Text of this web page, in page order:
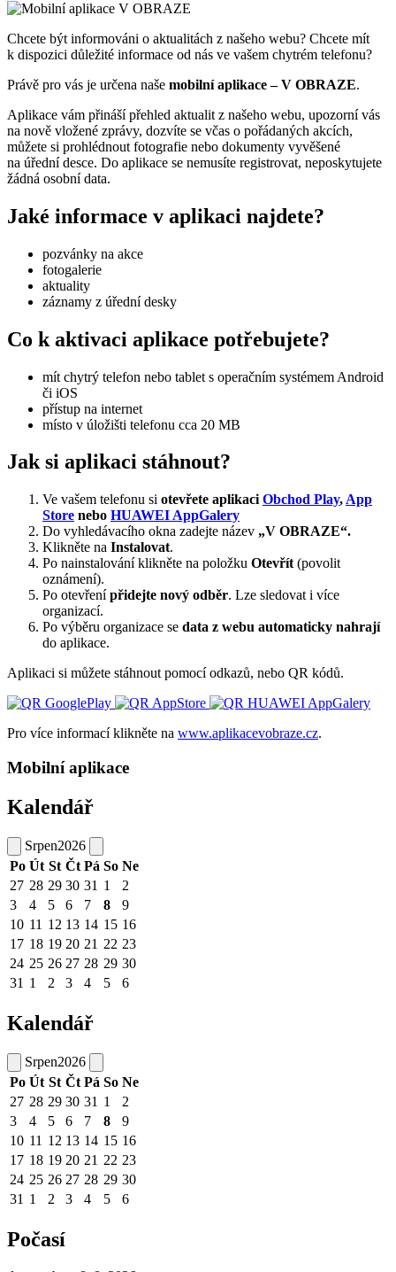
Chcete být informováni o aktualitách z našeho webu? Chcete mít
k dispozici důležité informace od nás ve vašem chytrém telefonu?
Právě pro vás je určena naše mobilní aplikace – V OBRAZE.
Aplikace vám přináší přehled aktualit z našeho webu, upozorní vás
na nově vložené zprávy, dozvíte se včas o pořádaných akcích,
můžete si prohlédnout fotografie nebo dokumenty vyvěšené
na úřední desce. Do aplikace se nemusíte registrovat, neposkytujete
žádná osobní data.
Jaké informace v aplikaci najdete?
pozvánky na akce
fotogalerie
aktuality
záznamy z úřední desky
Co k aktivaci aplikace potřebujete?
mít chytrý telefon nebo tablet s operačním systémem Android
či iOS
přístup na internet
místo v úložišti telefonu cca 20 MB
Jak si aplikaci stáhnout?
Ve vašem telefonu si otevřete aplikaci Obchod Play, App
Store nebo HUAWEI AppGalery
Do vyhledávacího okna zadejte název „V OBRAZE“.
Klikněte na Instalovat.
Po nainstalování klikněte na položku Otevřít (povolit
oznámení).
Po otevřenípřidejte nový odběr. Lze sledovat i více
organizací.
Po výběru organizace se data z webu automaticky nahrají
do aplikace.
Aplikaci si můžete stáhnout pomocí odkazů, nebo QR kódů.
Pro více informací klikněte na www.aplikacevobraze.cz.
Mobilní aplikace
Kalendář
Srpen2026
Po Út St Čt Pá So Ne
27 28 29 30 31 1
2
3
4 5 6 7 8
9
10 11 12 13 14 15 16
17 18 19 20 21 22 23
24 25 26 27 28 29 30
31 1 2 3 4 5 6
Kalendář
Srpen2026
Po Út St Čt Pá So Ne
27 28 29 30 31 1
2
3
4 5 6 7 8
9
10 11 12 13 14 15 16
17 18 19 20 21 22 23
24 25 26 27 28 29 30
31 1 2 3 4 5 6
Počasí